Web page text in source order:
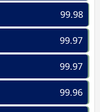
99.98
99.97
99.97
99.96